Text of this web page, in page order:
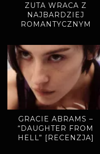
ZUTA WRACA Z
NAJBARDZIEJ
ROMANTYCZNYM
LATA” ZAPOWIADAJĄ
NOWY ALBUM
GRACIE ABRAMS –
“DAUGHTER FROM
HELL” [RECENZJA]